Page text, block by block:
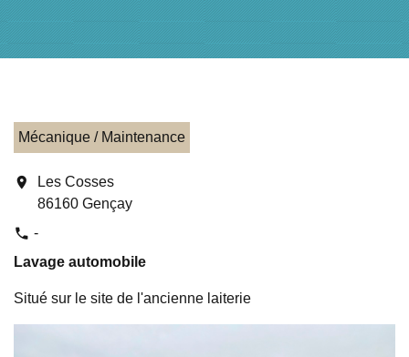
Mécanique / Maintenance
location_on
Les Cosses
86160 Gençay
phone -
Lavage automobile
Situé sur le site de l'ancienne laiterie